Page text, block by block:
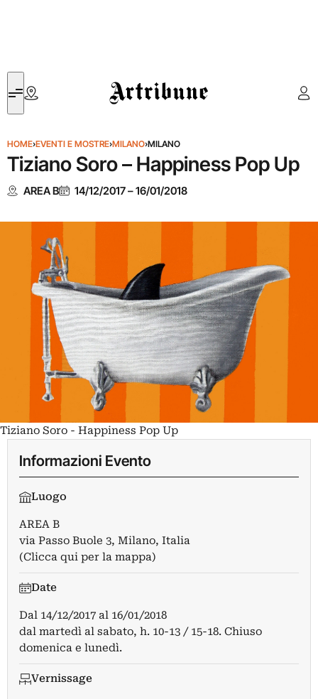
Artribune
HOME›EVENTI E MOSTRE›MILANO›MILANO
Tiziano Soro – Happiness Pop Up
AREA B 14/12/2017–16/01/2018
Tiziano Soro - Happiness Pop Up
Informazioni Evento
Luogo
AREA B
via Passo Buole 3, Milano, Italia
(Clicca qui per la mappa)
Date
Dal 14/12/2017 al 16/01/2018
dal martedì al sabato, h. 10-13 / 15-18. Chiuso
domenica e lunedì.
Vernissage